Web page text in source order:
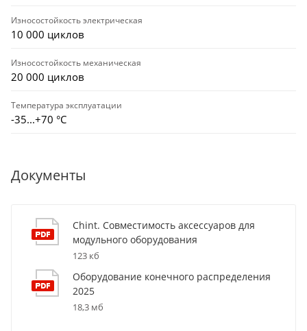
Износостойкость электрическая
10 000 циклов
Износостойкость механическая
20 000 циклов
Температура эксплуатации
-35...+70 °С
Документы
Chint. Совместимость аксессуаров для
модульного оборудования
123 кб
Оборудование конечного распределения
2025
18,3 мб